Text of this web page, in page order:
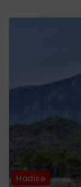
Hadisə